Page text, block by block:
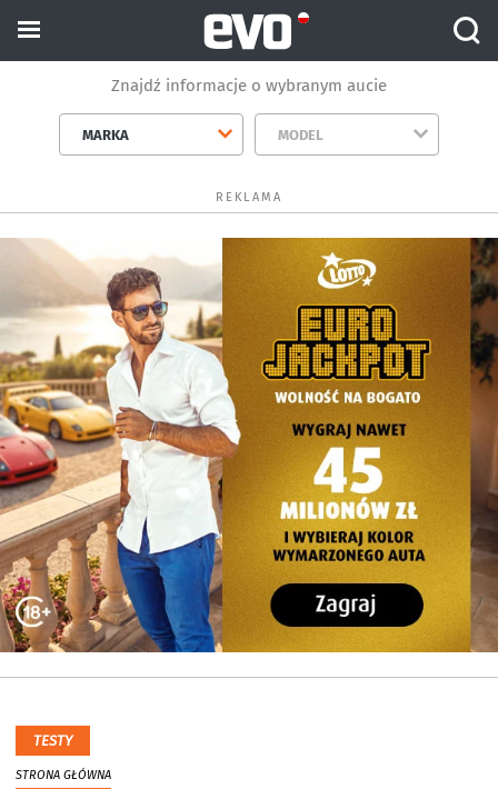
Znajdź informacje o wybranym aucie
MARKA MODEL
REKLAMA
TESTY
STRONA GŁÓWNA